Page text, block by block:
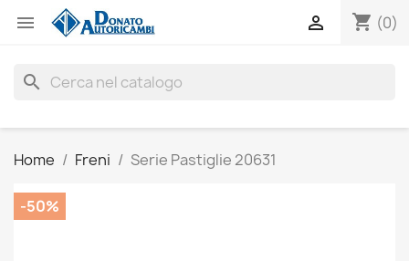
 shopping_cart (0)

search
Home Freni Serie Pastiglie 20631
-50%